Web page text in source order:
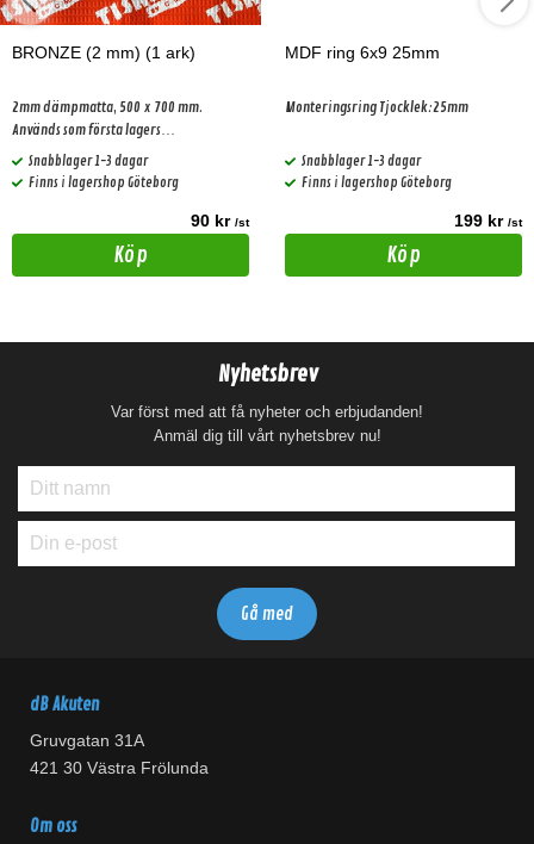
BRONZE (2 mm) (1 ark)
2mm dämpmatta, 500 x 700 mm.
Används som första lagers
dämpningsmaterial.
Snabblager 1-3 dagar
Finns i lagershop Göteborg
90 kr /st
Köp
MDF ring 6x9 25mm
Monteringsring Tjocklek:25mm
Snabblager 1-3 dagar
Finns i lagershop Göteborg
199 kr /st
Köp
Nyhetsbrev
Var först med att få nyheter och erbjudanden!
Anmäl dig till vårt nyhetsbrev nu!
dB Akuten
Gruvgatan 31A
421 30 Västra Frölunda
Om oss